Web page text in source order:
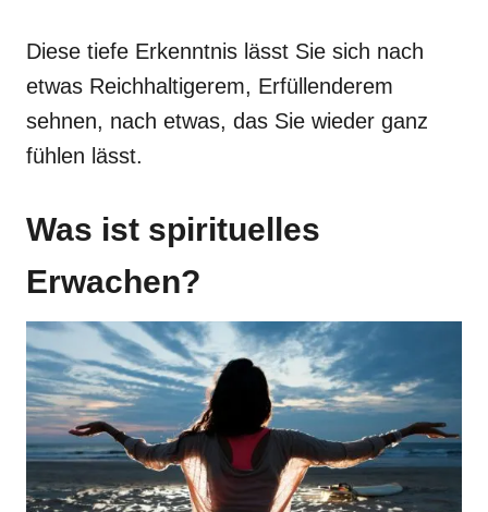
Diese tiefe Erkenntnis lässt Sie sich nach
etwas Reichhaltigerem, Erfüllenderem
sehnen, nach etwas, das Sie wieder ganz
fühlen lässt.
Was ist spirituelles
Erwachen?